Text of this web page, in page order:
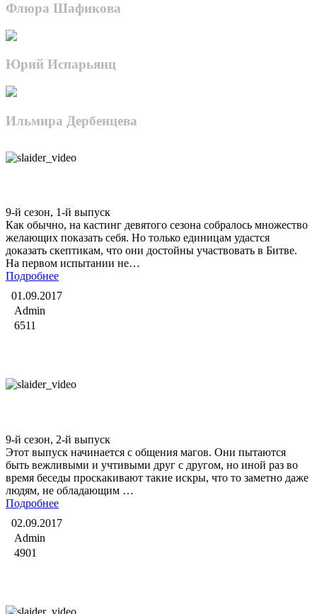
Флюра Шафикова
Юрий Испарьянц
Ильмира Дербенцева
9-й сезон, 1-й выпуск
Как обычно, на кастинг девятого сезона собралось множество
желающих показать себя. Но только единицам удастся
доказать скептикам, что они достойны участвовать в Битве.
На первом испытании не…
Подробнее
01.09.2017
Admin
6511
9-й сезон, 2-й выпуск
Этот выпуск начинается с общения магов. Они пытаются
быть вежливыми и учтивыми друг с другом, но иной раз во
время беседы проскакивают такие искры, что то заметно даже
людям, не обладающим …
Подробнее
02.09.2017
Admin
4901